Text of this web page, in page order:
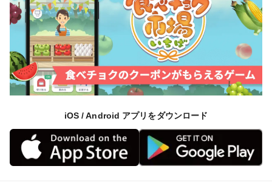
iOS / Android アプリをダウンロード